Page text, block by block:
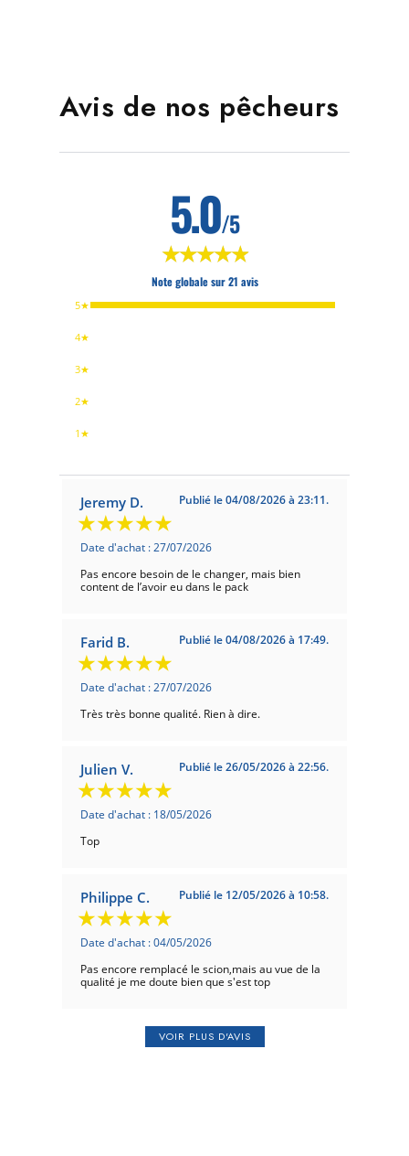
Avis de nos pêcheurs
5.0/5
★★★★★
★★★★★
Note globale sur 21 avis
5★
4★
3★
2★
1★
Jeremy D. Publié le 04/08/2026 à 23:11.
Date d'achat : 27/07/2026
Pas encore besoin de le changer, mais bien
content de l’avoir eu dans le pack
Farid B. Publié le 04/08/2026 à 17:49.
Date d'achat : 27/07/2026
Très très bonne qualité. Rien à dire.
Julien V. Publié le 26/05/2026 à 22:56.
Date d'achat : 18/05/2026
Top
Philippe C. Publié le 12/05/2026 à 10:58.
Date d'achat : 04/05/2026
Pas encore remplacé le scion,mais au vue de la
qualité je me doute bien que s'est top
Publié le 05/05/2026 à 22:29.
VOIR PLUS D'AVIS